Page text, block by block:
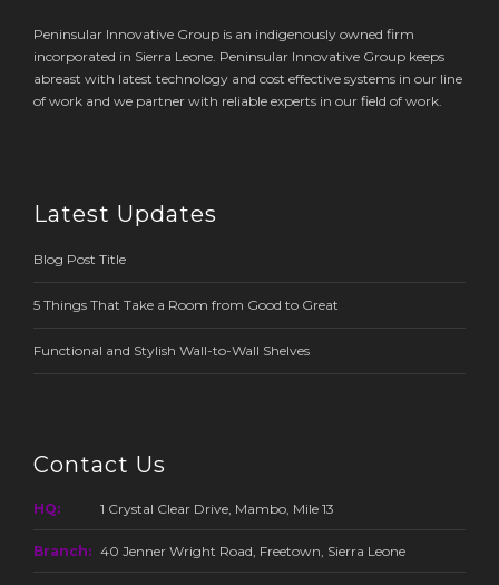
Peninsular Innovative Group is an indigenously owned firm
incorporated in Sierra Leone. Peninsular Innovative Group keeps
abreast with latest technology and cost effective systems in our line
of work and we partner with reliable experts in our field of work.
Latest Updates
Blog Post Title
5 Things That Take a Room from Good to Great
Functional and Stylish Wall-to-Wall Shelves
Contact Us
HQ: 1 Crystal Clear Drive, Mambo, Mile 13
Branch: 40 Jenner Wright Road, Freetown, Sierra Leone